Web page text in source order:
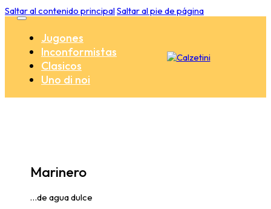
Saltar al contenido principalSaltar al pie de página
Jugones
Inconformistas
Clasicos
Uno di noi
Marinero
…de agua dulce